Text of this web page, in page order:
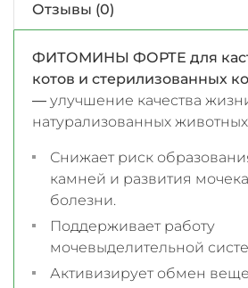
Отзывы (0)
ФИТОМИНЫ ФОРТЕ для
котов и стерилизованных
— улучшение качества
натурализованных
Снижает риск
камней и развития
болезни.
Поддерживает работу
мочевыделительной
Активизирует обмен